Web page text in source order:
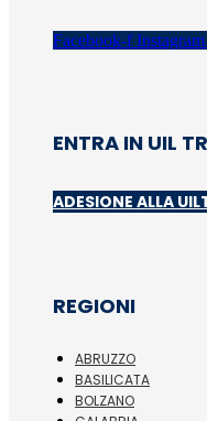
Facebook-f Instagram
ENTRA IN UIL
ADESIONE ALLA
REGIONI
ABRUZZO
BASILICATA
BOLZANO